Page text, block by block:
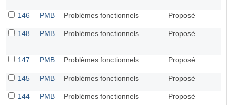
146 PMB Problèmes fonctionnels Proposé
148 PMB Problèmes fonctionnels Proposé
147 PMB Problèmes fonctionnels Proposé
145 PMB Problèmes fonctionnels Proposé
144 PMB Problèmes fonctionnels Proposé